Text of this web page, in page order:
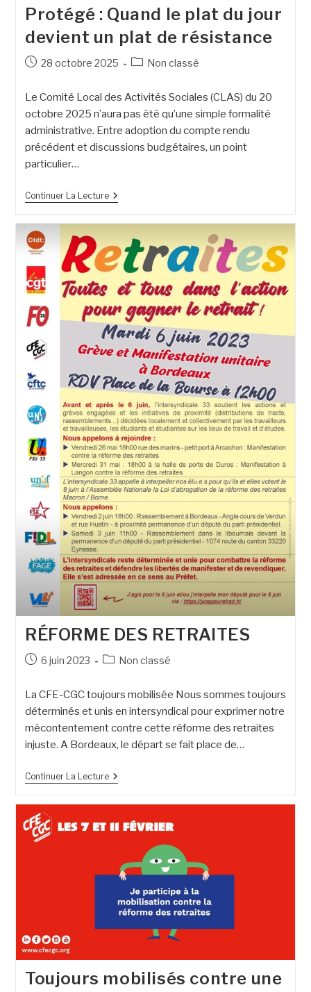
Protégé : Quand le plat du jour
devient un plat de résistance
28 octobre 2025 Non classé
Le Comité Local des Activités Sociales (CLAS) du 20
octobre 2025 n’aura pas été qu’une simple formalité
administrative. Entre adoption du compte rendu
précédent et discussions budgétaires, un point
particulier…
Continuer La Lecture
RÉFORME DES RETRAITES
6 juin 2023 Non classé
La CFE-CGC toujours mobilisée Nous sommes toujours
déterminés et unis en intersyndical pour exprimer notre
mécontentement contre cette réforme des retraites
injuste. A Bordeaux, le départ se fait place de…
Continuer La Lecture
Toujours mobilisés contre une